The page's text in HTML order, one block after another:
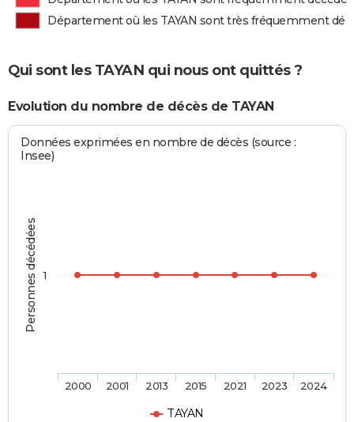
Département où les TAYAN sont très fréquemment
Qui sont les TAYAN qui nous ont quittés ?
Evolution du nombre de décès de TAYAN
Personnes décédées
Données exprimées en nombre de décès (source :
Insee)
TAYAN
2000 2001 2013 2015 2021 2023 2024
1